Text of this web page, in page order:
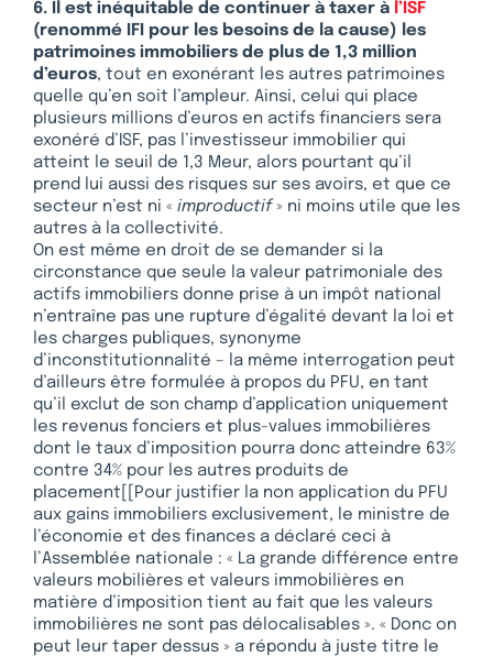
6. Il est inéquitable de continuer à taxer à l’ISF
(renommé IFI pour les besoins de la cause) les
patrimoines immobiliers de plus de 1,3 million
d’euros, tout en exonérant les autres patrimoines
quelle qu’en soit l’ampleur. Ainsi, celui qui place
plusieurs millions d’euros en actifs financiers sera
exonéré d’ISF, pas l’investisseur immobilier qui
atteint le seuil de 1,3 Meur, alors pourtant qu’il
prend lui aussi des risques sur ses avoirs, et que ce
secteur n’est ni « improductif» ni moins utile que les
autres à la collectivité.
On est même en droit de se demander si la
circonstance que seule la valeur patrimoniale des
actifs immobiliers donne prise à un impôt national
n’entraîne pas une rupture d’égalité devant la loi et
les charges publiques, synonyme
d’inconstitutionnalité – la même interrogation peut
d’ailleurs être formulée à propos du PFU, en tant
qu’il exclut de son champ d’application uniquement
les revenus fonciers et plus-values immobilières
dont le taux d’imposition pourra donc atteindre 63%
contre 34% pour les autres produits de
placement[[Pour justifier la non application du PFU
aux gains immobiliers exclusivement, le ministre de
l’économie et des finances a déclaré ceci à
l’Assemblée nationale : « La grande différence entre
valeurs mobilières et valeurs immobilières en
matière d’imposition tient au fait que les valeurs
immobilières ne sont pas délocalisables ». « Donc on
peut leur taper dessus » a répondu à juste titre le